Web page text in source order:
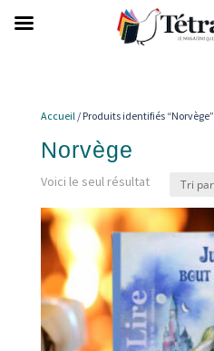
Accueil/ Produits identifiés “Norvège”
Norvège
Voici le seul résultat